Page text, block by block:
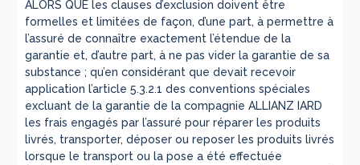
ALORS QUE les clauses d’exclusion doivent être
formelles et limitées de façon, d’une part, à permettre à
l’assuré de connaître exactement l’étendue de la
garantie et, d’autre part, à ne pas vider la garantie de sa
substance ; qu’en considérant que devait recevoir
application l’article 5.3.2.1 des conventions spéciales
excluant de la garantie de la compagnie ALLIANZ IARD
les frais engagés par l’assuré pour réparer les produits
livrés, transporter, déposer ou reposer les produits livrés
lorsque le transport ou la pose a été effectuée